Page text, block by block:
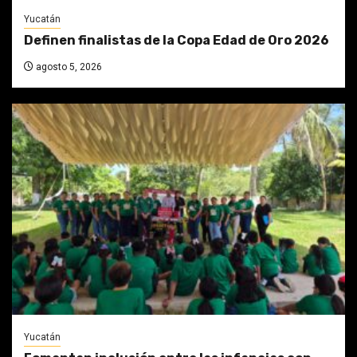
Yucatán
Definen finalistas de la Copa Edad de Oro 2026
agosto 5, 2026
Yucatán